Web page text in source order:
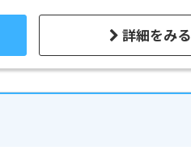
詳細をみる